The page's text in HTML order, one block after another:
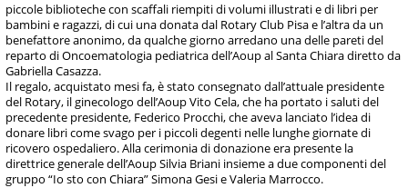
piccole biblioteche con scaffali riempiti di volumi illustrati e di libri per
bambini e ragazzi, di cui una donata dal Rotary Club Pisa e l’altra da un
benefattore anonimo, da qualche giorno arredano una delle pareti del
reparto di Oncoematologia pediatrica dell’Aoup al Santa Chiara diretto da
Gabriella Casazza.
Il regalo, acquistato mesi fa, è stato consegnato dall’attuale presidente
del Rotary, il ginecologo dell’Aoup Vito Cela, che ha portato i saluti del
precedente presidente, Federico Procchi, che aveva lanciato l’idea di
donare libri come svago per i piccoli degenti nelle lunghe giornate di
ricovero ospedaliero. Alla cerimonia di donazione era presente la
direttrice generale dell’Aoup Silvia Briani insieme a due componenti del
gruppo “Io sto con Chiara” Simona Gesi e Valeria Marrocco.